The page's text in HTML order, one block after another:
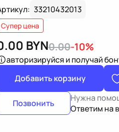
33210432013
Супер цена
BYN0.00-10%
авторизируйся и получай
Добавить корзину
Позвонить
Нужна
Ответим на